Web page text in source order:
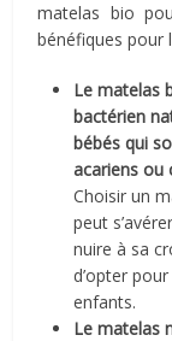
matelas bio
bénéfiques pour
Le matelas
bactérien
bébés qui
acariens ou
Choisir un
peut
nuire à sa
d’opter
enfants.
Le matelas